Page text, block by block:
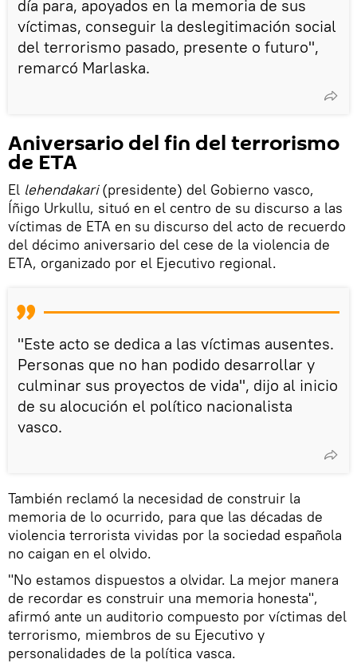
día para, apoyados en la memoria de sus
víctimas, conseguir la deslegitimación social
del terrorismo pasado, presente o futuro",
remarcó Marlaska.
Aniversario del fin del terrorismo
de ETA
El lehendakari(presidente) del Gobierno vasco,
Íñigo Urkullu, situó en el centro de su discurso a las
víctimas de ETA en su discurso del acto de recuerdo
del décimo aniversario del cese de la violencia de
ETA, organizado por el Ejecutivo regional.
"Este acto se dedica a las víctimas ausentes.
Personas que no han podido desarrollar y
culminar sus proyectos de vida", dijo al inicio
de su alocución el político nacionalista
vasco.
También reclamó la necesidad de construir la
memoria de lo ocurrido, para que las décadas de
violencia terrorista vividas por la sociedad española
no caigan en el olvido.
"No estamos dispuestos a olvidar. La mejor manera
de recordar es construir una memoria honesta",
afirmó ante un auditorio compuesto por víctimas del
terrorismo, miembros de su Ejecutivo y
personalidades de la política vasca.